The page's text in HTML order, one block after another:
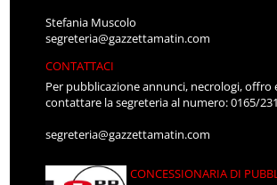
Stefania Muscolo
segreteria@gazzettamatin.com
CONTATTACI
Per pubblicazione annunci, necrologi, offro
contattare la segreteria al numero: 0165/
segreteria@gazzettamatin.com
CONCESSIONARIA DI